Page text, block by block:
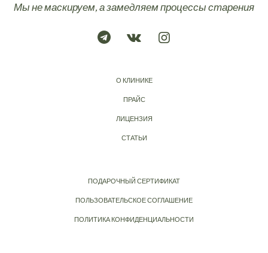
Мы не маскируем, а замедляем процессы старения
О КЛИНИКЕ
ПРАЙС
ЛИЦЕНЗИЯ
СТАТЬИ
ПОДАРОЧНЫЙ СЕРТИФИКАТ
ПОЛЬЗОВАТЕЛЬСКОЕ СОГЛАШЕНИЕ
ПОЛИТИКА КОНФИДЕНЦИАЛЬНОСТИ